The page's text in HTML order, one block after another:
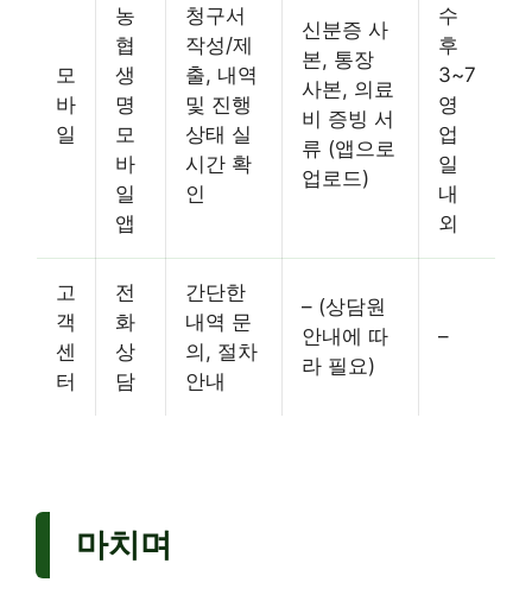
모
바
일
농
협
생
명
모
바
일
앱
청구서
작성/제
출, 내역
및 진행
상태 실
시간 확
인
신분증 사
본, 통장
사본, 의료
비 증빙 서
류 (앱으로
업로드)
수
후
3~7
영
업
일
내
외
고
객
센
터
전
화
상
담
간단한
내역 문
의, 절차
안내
– (상담원
안내에 따
라 필요)
–
마치며